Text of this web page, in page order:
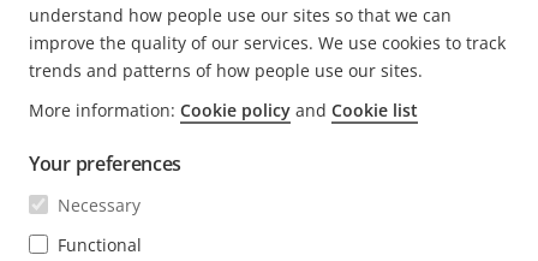
Kontaktieren Sie uns
Experience Center
NEWS & STORYS
understand how people use our sites so that we can
improve the quality of our services. We use cookies to track
trends and patterns of how people use our sites.
More information: Cookie policy and Cookie list
Your preferences
Necessary
Functional